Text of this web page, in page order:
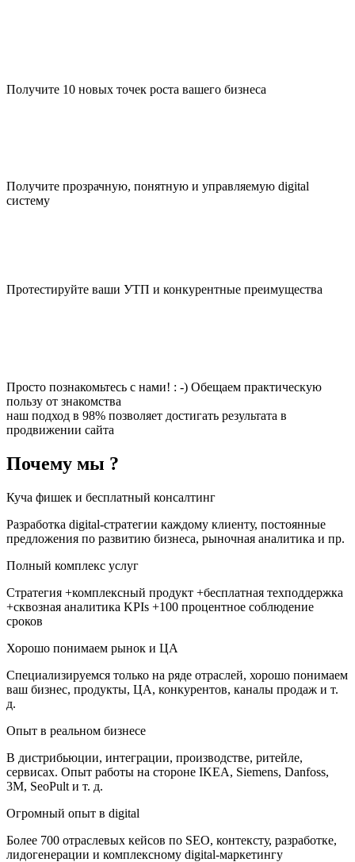
Получите 10 новых точек роста вашего бизнеса
Получите прозрачную, понятную и управляемую digital
систему
Протестируйте ваши УТП и конкурентные преимущества
Просто познакомьтесь с нами! : -) Обещаем практическую
пользу от знакомства
наш подход в 98% позволяет достигать результата в
продвижении сайта
Почему мы ?
Куча фишек и бесплатный консалтинг
Разработка digital-стратегии каждому клиенту, постоянные
предложения по развитию бизнеса, рыночная аналитика и пр.
Полный комплекс услуг
Стратегия +комплексный продукт +бесплатная техподдержка
+сквозная аналитика KPIs +100 процентное соблюдение
сроков
Хорошо понимаем рынок и ЦА
Специализируемся только на ряде отраслей, хорошо понимаем
ваш бизнес, продукты, ЦА, конкурентов, каналы продаж и т.
д.
Опыт в реальном бизнесе
В дистрибьюции, интеграции, производстве, ритейле,
сервисах. Опыт работы на стороне IKEA, Siemens, Danfoss,
3M, SeoPult и т. д.
Огромный опыт в digital
Более 700 отраслевых кейсов по SEO, контексту, разработке,
лидогенерации и комплексному digital-маркетингу